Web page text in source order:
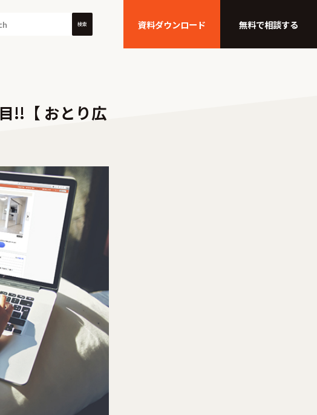
検索 資料ダウンロード 無料で相談する
!!【 おとり広